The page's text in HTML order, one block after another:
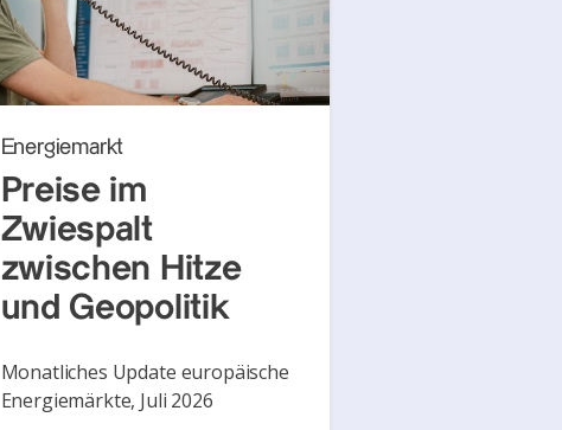
Energiemarkt
Preise im
Zwiespalt
zwischen Hitze
und Geopolitik
Monatliches Update europäische
Energiemärkte, Juli 2026